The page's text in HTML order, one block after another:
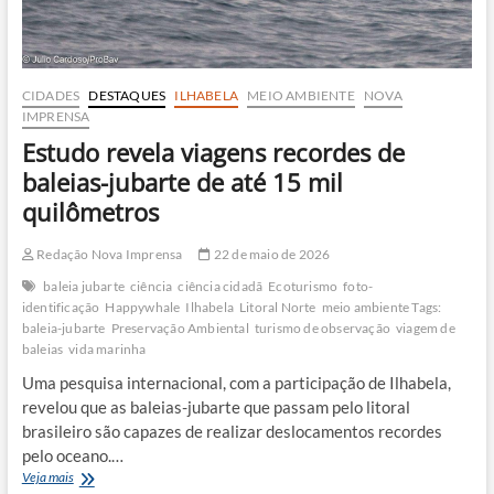
CIDADES DESTAQUES ILHABELA MEIO AMBIENTE
NOVA
IMPRENSA
Estudo revela viagens recordes de
baleias-jubarte de até 15 mil
quilômetros
Redação Nova Imprensa
22 de maio de 2026
baleia jubarte ciência ciência cidadã Ecoturismo foto-
identificação Happywhale Ilhabela Litoral Norte meio ambiente Tags:
baleia-jubarte Preservação Ambiental turismo de observação viagem de
baleias vida marinha
Uma pesquisa internacional, com a participação de Ilhabela,
revelou que as baleias-jubarte que passam pelo litoral
brasileiro são capazes de realizar deslocamentos recordes
pelo oceano.…
Veja maisEstudo